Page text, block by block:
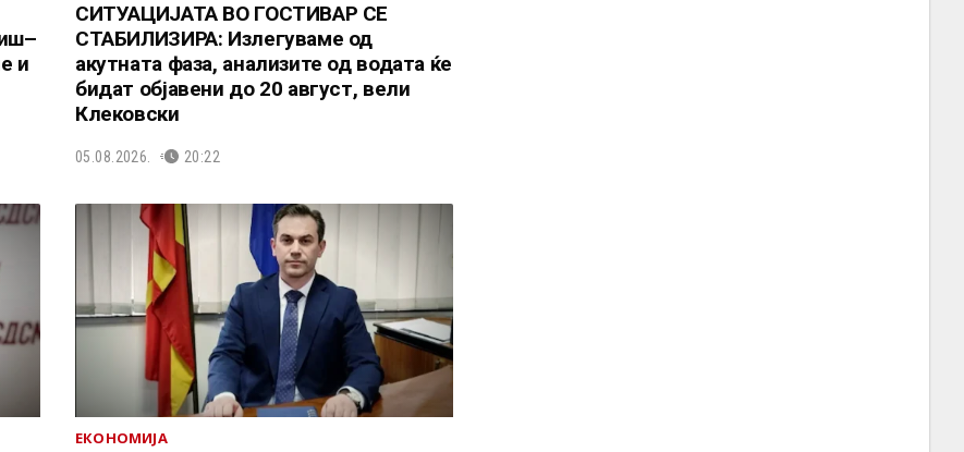
и
СИТУАЦИЈАТА ВО ГОСТИВАР СЕ
СТАБИЛИЗИРА: Излегуваме од
акутната фаза, анализите од водата ќе
бидат објавени до 20 август, вели
Клековски
05.08.2026. 20:22
ЕКОНОМИЈА